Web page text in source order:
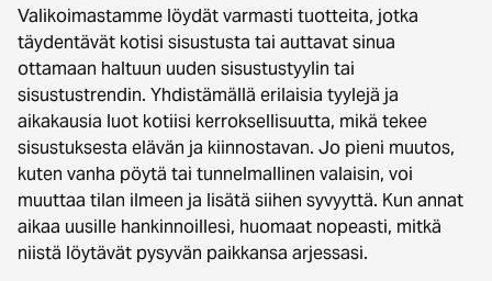
Valikoimastamme löydät varmasti tuotteita, jotka
täydentävät kotisi sisustusta tai auttavat sinua
ottamaan haltuun uuden sisustustyylin tai
sisustustrendin. Yhdistämällä erilaisia tyylejä ja
aikakausia luot kotiisi kerroksellisuutta, mikä tekee
sisustuksesta elävän ja kiinnostavan. Jo pieni muutos,
kuten vanha pöytä tai tunnelmallinen valaisin, voi
muuttaa tilan ilmeen ja lisätä siihen syvyyttä. Kun annat
aikaa uusille hankinnoillesi, huomaat nopeasti, mitkä
niistä löytävät pysyvän paikkansa arjessasi.